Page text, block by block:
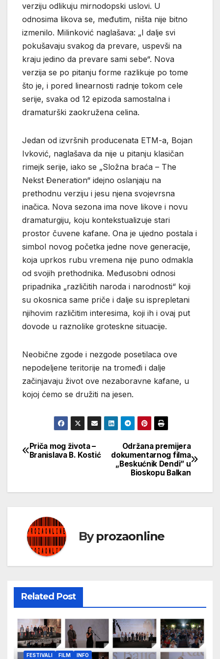
verziju odlikuju mirnodopski uslovi. U
odnosima likova se, međutim, ništa nije bitno
izmenilo. Milinković naglašava: „I dalje svi
pokušavaju svakog da prevare, uspevši na
kraju jedino da prevare sami sebe“. Nova
verzija se po pitanju forme razlikuje po tome
što je, i pored linearnosti radnje tokom cele
serije, svaka od 12 epizoda samostalna i
dramaturški zaokružena celina.
Jedan od izvršnih producenata ETM-a, Bojan
Ivković, naglašava da nije u pitanju klasičan
rimejk serije, iako se „Složna braća – The
Nekst Đeneration“ idejno oslanjaju na
prethodnu verziju i jesu njena svojevrsna
inačica. Nova sezona ima nove likove i novu
dramaturgiju, koju kontekstualizuje stari
prostor čuvene kafane. Ona je ujedno postala i
simbol novog početka jedne nove generacije,
koja uprkos rubu vremena nije puno odmakla
od svojih prethodnika. Međusobni odnosi
pripadnika „različitih naroda i narodnosti“ koji
su okosnica same priče i dalje su isprepletani
njihovim različitim interesima, koji ih i ovaj put
dovode u raznolike groteskne situacije.
Neobične zgode i nezgode posetilaca ove
nepodeljene teritorije na tromeđi i dalje
začinjavaju život ove nezaboravne kafane, u
kojoj ćemo se družiti na jesen.
Кретање
Održana premijera
dokumentarnog filma
„Beskućnik Dendi” u
Bioskopu Balkan
Priča mog života –
Branislava B. Kostić
Byprozaonline
Related Post
FESTIVALI FILM INFO